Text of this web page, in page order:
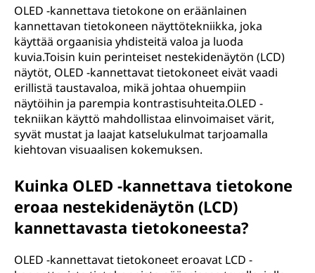
OLED -kannettava tietokone on eräänlainen
kannettavan tietokoneen näyttötekniikka, joka
käyttää orgaanisia yhdisteitä valoa ja luoda
kuvia.Toisin kuin perinteiset nestekidenäytön (LCD)
näytöt, OLED -kannettavat tietokoneet eivät vaadi
erillistä taustavaloa, mikä johtaa ohuempiin
näytöihin ja parempia kontrastisuhteita.OLED -
tekniikan käyttö mahdollistaa elinvoimaiset värit,
syvät mustat ja laajat katselukulmat tarjoamalla
kiehtovan visuaalisen kokemuksen.
Kuinka OLED -kannettava tietokone
eroaa nestekidenäytön (LCD)
kannettavasta tietokoneesta?
OLED -kannettavat tietokoneet eroavat LCD -